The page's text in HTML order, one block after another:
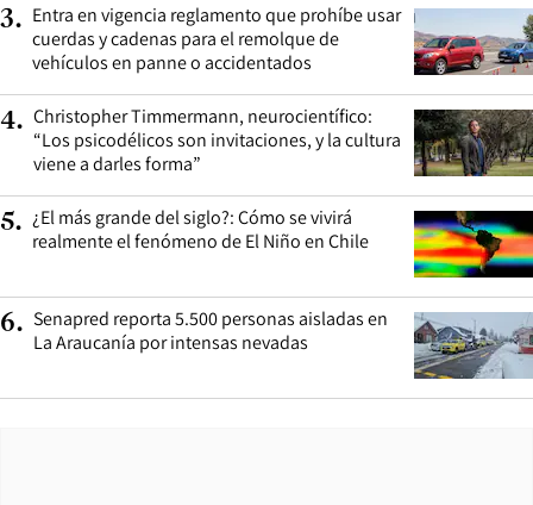
3. Entra en vigencia reglamento que prohíbe usar
cuerdas y cadenas para el remolque de
vehículos en panne o accidentados
4. Christopher Timmermann, neurocientífico:
“Los psicodélicos son invitaciones, y la cultura
viene a darles forma”
5. ¿El más grande del siglo?: Cómo se vivirá
realmente el fenómeno de El Niño en Chile
6. Senapred reporta 5.500 personas aisladas en
La Araucanía por intensas nevadas